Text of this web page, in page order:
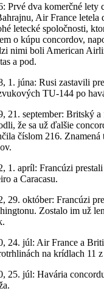
Prvé dva komerčné
Air France letela
letecké spoločnosti,
o kúpu concordov,
nimi boli American
a pod.
1. júna: Rusi zastavili
TU-144 po
21. september: Britský
že sa už ďalšie
číslom 216.
1. apríl: Francúzi
a Caracasu.
29. október: Francúzi
Zostalo im už
24. júl: Air France a
na krídlach 11
25. júl: Havária